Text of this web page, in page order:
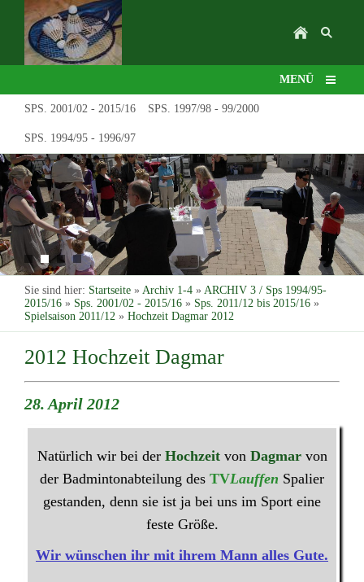
MENÜ
SPS. 2001/02 - 2015/16 SPS. 1997/98 - 99/2000
SPS. 1994/95 - 1996/97
Sie sind hier: Startseite » Archiv 1-4 » ARCHIV 3 / Sps 1994/95-
2015/16 » Sps. 2001/02 - 2015/16 » Sps. 2011/12 bis 2015/16 »
Spielsaison 2011/12 » Hochzeit Dagmar 2012
2012 Hochzeit Dagmar
28. April 2012
Natürlich wir bei der Hochzeit von Dagmarvon
der Badmintonabteilung des TVLauffen Spalier
gestanden, denn sie ist ja bei uns im Sport eine
feste Größe.
Wir wünschen ihr mit ihrem Mann alles Gute.